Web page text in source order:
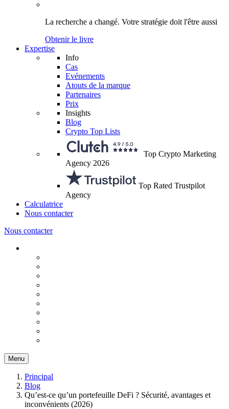
La recherche a changé. Votre stratégie doit l'être aussi
Obtenir le livre
Expertise
Info
Cas
Evénements
Atouts de la marque
Partenaires
Prix
Insights
Blog
Crypto Top Lists
Top Crypto Marketing
Agency 2026
Top Rated Trustpilot
Agency
Calculatrice
Nous contacter
Nous contacter
Menu
Principal
Blog
Qu’est-ce qu’un portefeuille DeFi ? Sécurité, avantages et
inconvénients (2026)